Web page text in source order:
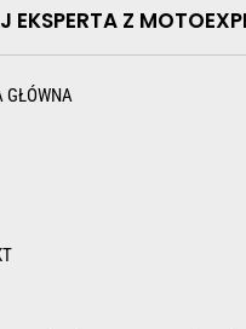
EKSPERTA Z
GŁÓWNA